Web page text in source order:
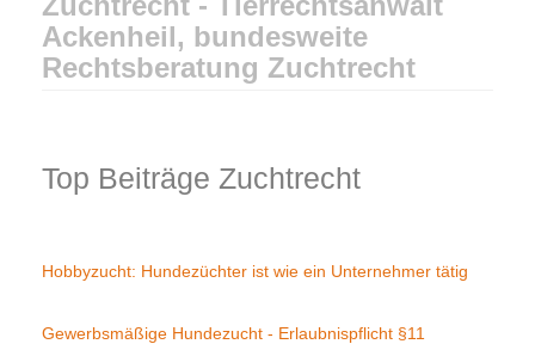
Ackenheil, bundesweite
Rechtsberatung Zuchtrecht
Top Beiträge Zuchtrecht
Hobbyzucht: Hundezüchter ist wie ein Unternehmer tätig
Gewerbsmäßige Hundezucht - Erlaubnispflicht §11